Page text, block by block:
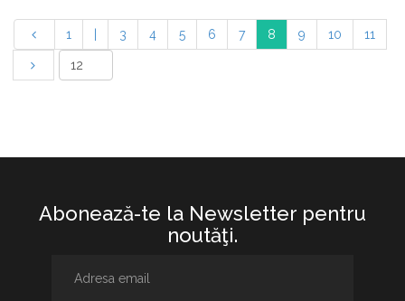
1 3 4 5 6 7 8 9 10 11
Abonează-te la Newsletter pentru
noutăţi.